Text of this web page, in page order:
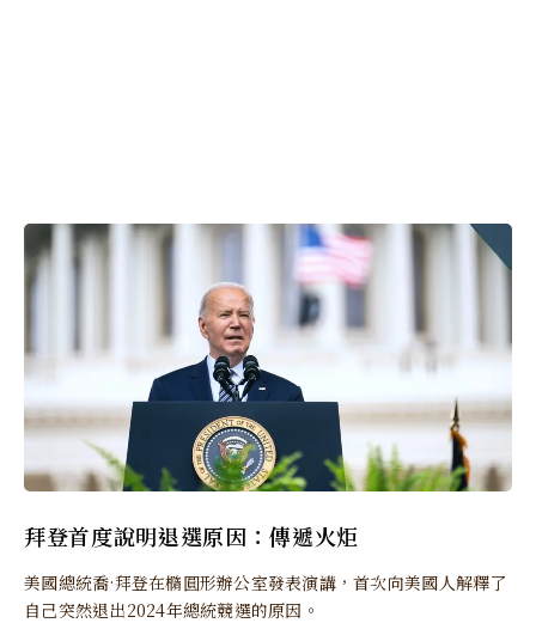
拜登首度說明退選原因：傳遞火炬
美國總統喬·拜登在橢圓形辦公室發表演講，首次向美國人解釋了
自己突然退出2024年總統競選的原因。